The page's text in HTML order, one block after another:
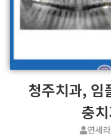
청주치과, 임
충
연세